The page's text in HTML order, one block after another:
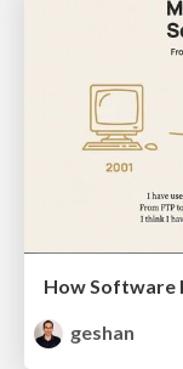
geshan